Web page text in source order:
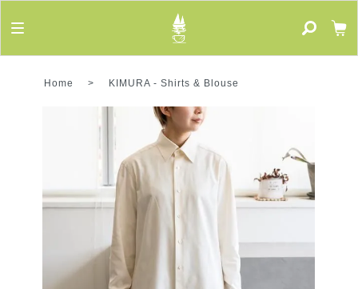
Home > KIMURA - Shirts & Blouse